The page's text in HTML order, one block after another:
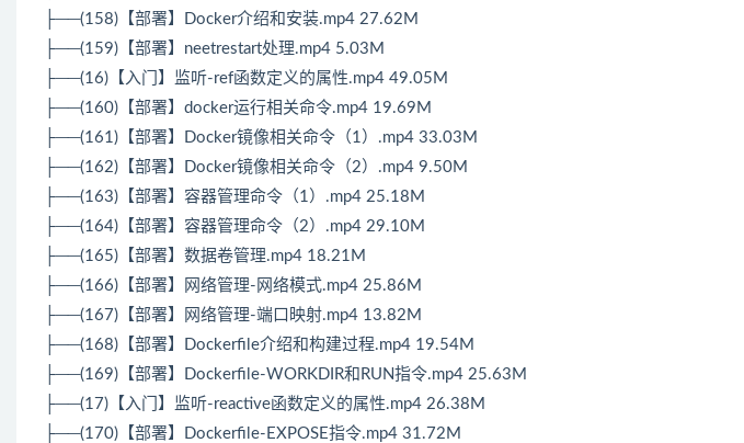
├──(158)【部署】Docker介绍和安装.mp4 27.62M
├──(159)【部署】neetrestart处理.mp4 5.03M
├──(16)【入门】监听-ref函数定义的属性.mp4 49.05M
├──(160)【部署】docker运行相关命令.mp4 19.69M
├──(161)【部署】Docker镜像相关命令（1）.mp4 33.03M
├──(162)【部署】Docker镜像相关命令（2）.mp4 9.50M
├──(163)【部署】容器管理命令（1）.mp4 25.18M
├──(164)【部署】容器管理命令（2）.mp4 29.10M
├──(165)【部署】数据卷管理.mp4 18.21M
├──(166)【部署】网络管理-网络模式.mp4 25.86M
├──(167)【部署】网络管理-端口映射.mp4 13.82M
├──(168)【部署】Dockerfile介绍和构建过程.mp4 19.54M
├──(169)【部署】Dockerfile-WORKDIR和RUN指令.mp4 25.63M
├──(17)【入门】监听-reactive函数定义的属性.mp4 26.38M
├──(170)【部署】Dockerfile-EXPOSE指令.mp4 31.72M